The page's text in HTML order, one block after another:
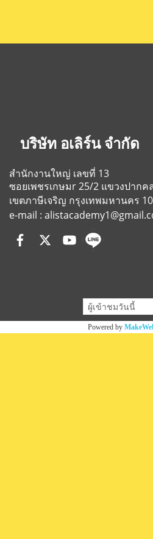
บริษัท อเลิร์น จำกัด
สำนักงานใหญ่ เลขที่ 13
ซอยเพชรเกษมr 25/2 แขวงปากค
เขตภาษีเจริญ กรุงเทพมหานคร
e-mail :
ผู้เข้าชมวันนี้
Powered by